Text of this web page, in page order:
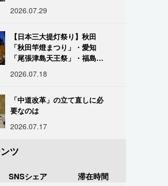
2026.07.29
【日本三大提灯祭り】秋田
「秋田竿燈まつり」・愛知
「尾張津島天王祭」・福島
だしい灯火が夜空を照らす光
2026.07.18
「中道改革」の立て直しに必
要なのは
2026.07.17
ツ
SNSシェア 滞在時間